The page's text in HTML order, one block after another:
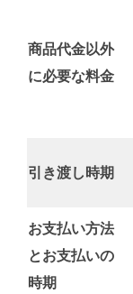
商品代金以外
に必要な料金
引き渡し時期
お支払い方法
とお支払いの
時期